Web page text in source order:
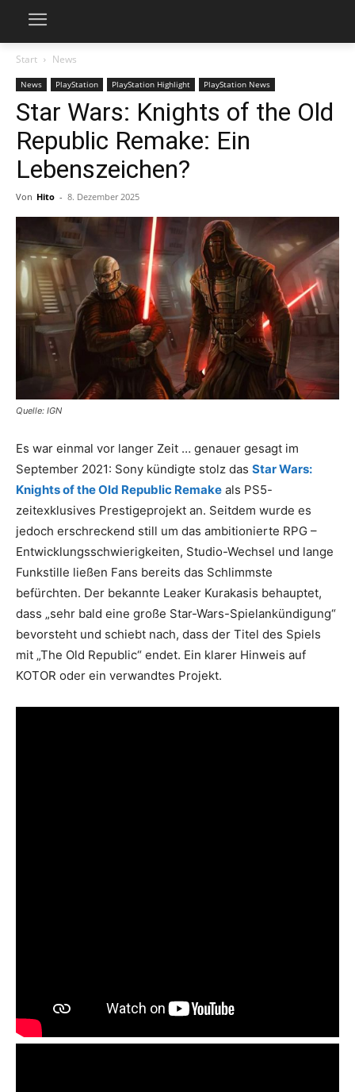
Start News
News PlayStation PlayStation Highlight PlayStation News
Star Wars: Knights of the Old
Republic Remake: Ein
Lebenszeichen?
Von Hito - 8. Dezember 2025
Quelle: IGN
Es war einmal vor langer Zeit … genauer gesagt im
September 2021: Sony kündigte stolz das Star Wars:
Knights of the Old Republic Remake als PS5-
zeitexklusives Prestigeprojekt an. Seitdem wurde es
jedoch erschreckend still um das ambitionierte RPG –
Entwicklungsschwierigkeiten, Studio-Wechsel und lange
Funkstille ließen Fans bereits das Schlimmste
befürchten. Der bekannte Leaker Kurakasis behauptet,
dass „sehr bald eine große Star-Wars-Spielankündigung“
bevorsteht und schiebt nach, dass der Titel des Spiels
mit „The Old Republic“ endet. Ein klarer Hinweis auf
KOTOR oder ein verwandtes Projekt.